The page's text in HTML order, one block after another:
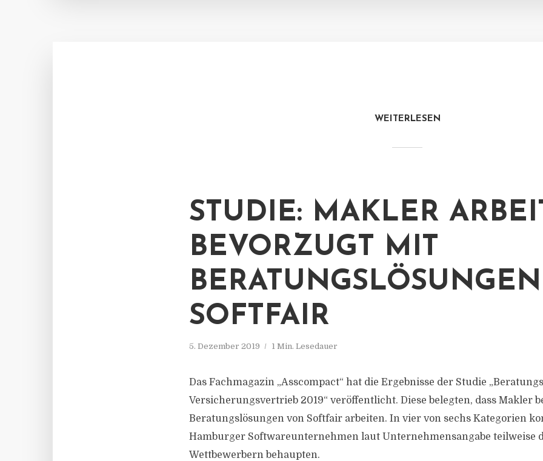
WEITERLESEN
STUDIE: MAKLER
BEVORZUGT MIT
SOFTFAIR
5. Dezember 2019 1 Min. Lesedauer
Das Fachmagazin „Asscompact“ hat die Ergebnisse der Studie
Versicherungsvertrieb 2019“ veröffentlicht. Diese belegten, dass Makler
Beratungslösungen von Softfair arbeiten. In vier von sechs Kategorien
Hamburger Softwareunternehmen laut Unternehmensangabe teilweise
Wettbewerbern behaupten.